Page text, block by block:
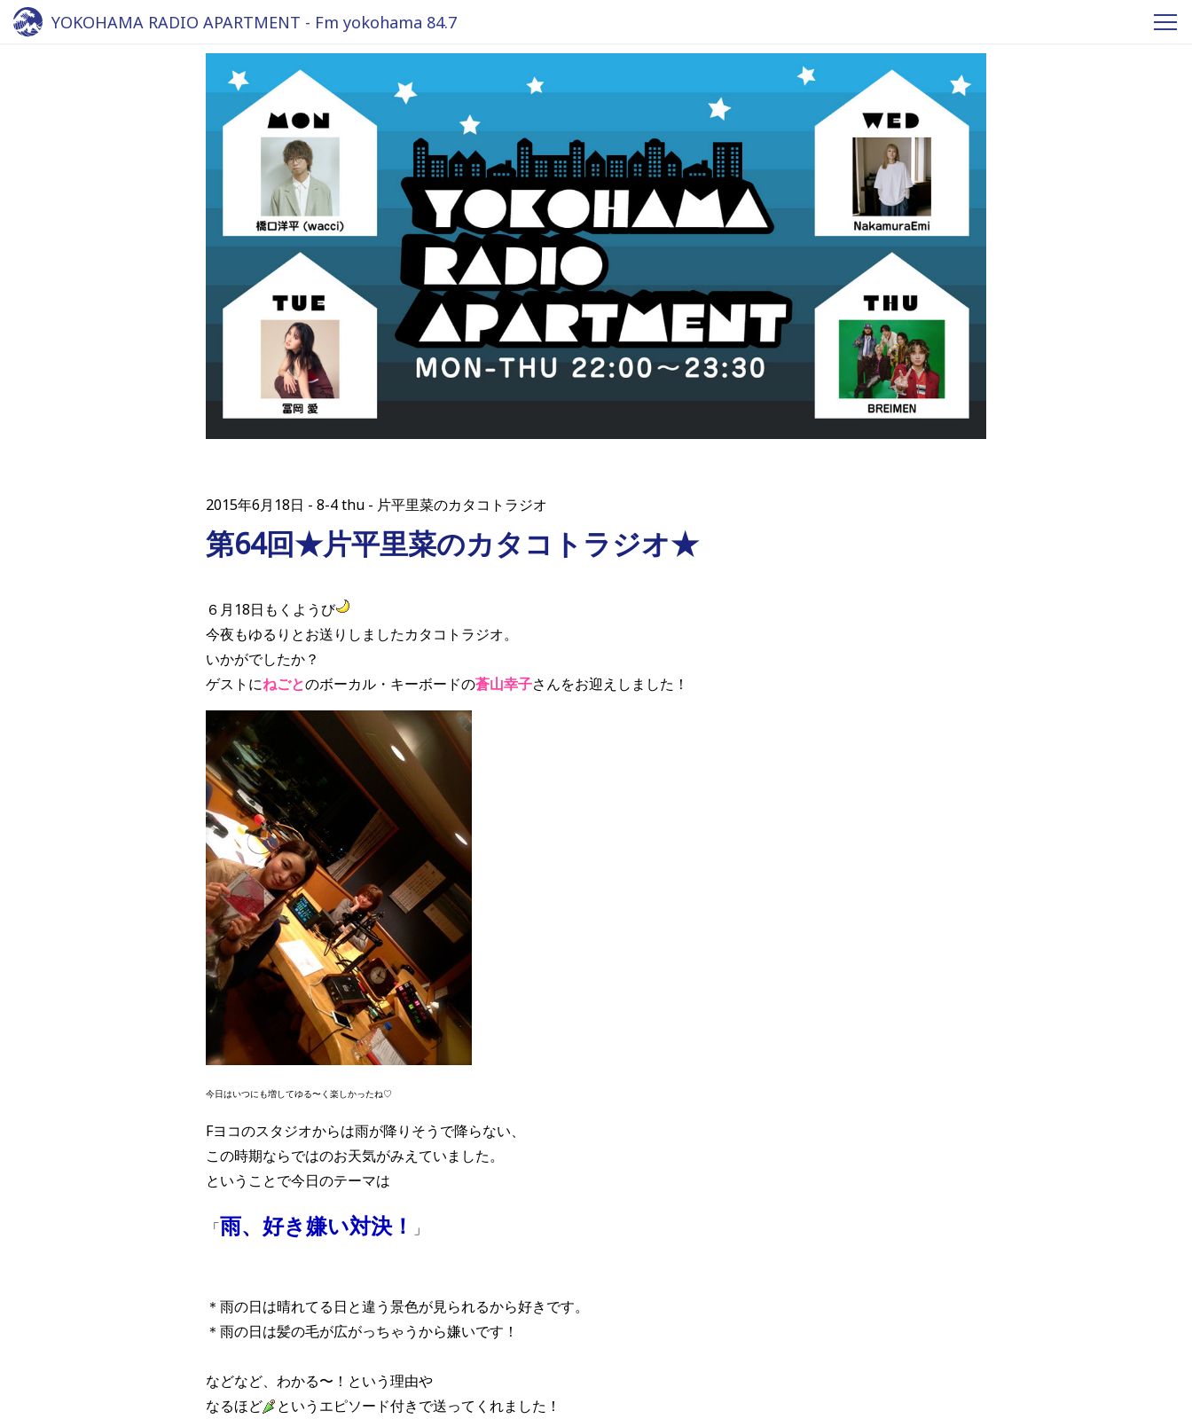
YOKOHAMA RADIO APARTMENT - Fm yokohama 84.7
2015年6月18日 8-4 thu - 片平里菜のカタコトラジオ
第64回★片平里菜のカタコトラジオ★
６月18日もくようび
今夜もゆるりとお送りしましたカタコトラジオ。
いかがでしたか？
ゲストにねごとのボーカル・キーボードの蒼山幸子さんをお迎えしました！
今日はいつにも増してゆる〜く楽しかったね♡
Fヨコのスタジオからは雨が降りそうで降らない、
この時期ならではのお天気がみえていました。
ということで今日のテーマは
「雨、好き嫌い対決！ 」
＊雨の日は晴れてる日と違う景色が見られるから好きです。
＊雨の日は髪の毛が広がっちゃうから嫌いです！
などなど、わかる〜！という理由や
なるほど
というエピソード付きで送ってくれました！